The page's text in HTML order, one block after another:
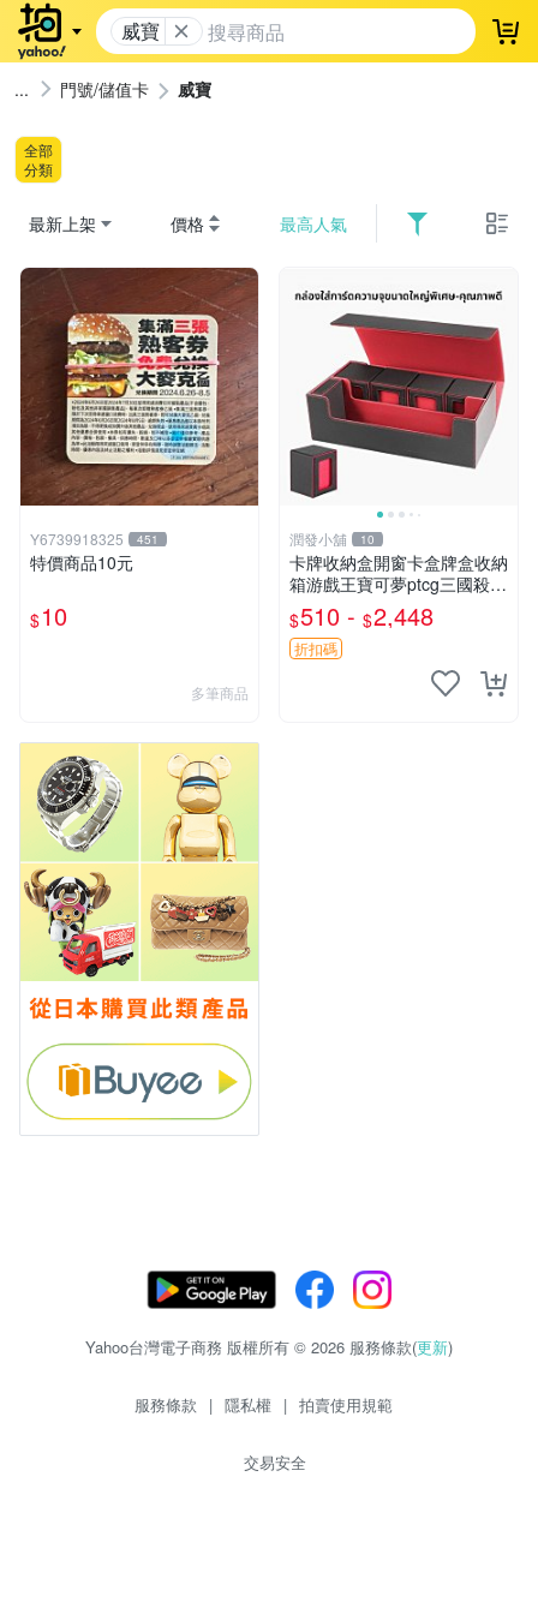
威寶 登
門號/儲值卡 威寶
全部
分類
最新上架 價格 最高人氣
Y6739918325 451
特價商品10元
$10
多筆商品
潤發小舖 10
卡牌收納盒開窗卡盒牌盒收納
箱游戲王寶可夢ptcg三國殺海
賊王dtcg
$510 - $2,448
折扣碼
Yahoo台灣電子商務 版權所有 © 2026 服務條款(更新)
服務條款 | 隱私權 | 拍賣使用規範
交易安全